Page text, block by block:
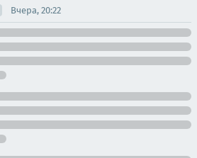
Вчера, 20:22